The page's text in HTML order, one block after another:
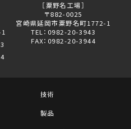
［粟野名工場］
〒882-0025
宮崎県延岡市粟野名町1772-1
TEL：0982-20-3943
FAX：0982-20-3944
技術
製品